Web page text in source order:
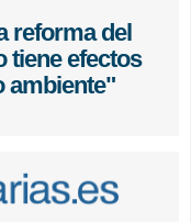
reforma del
tiene efectos
ambiente"